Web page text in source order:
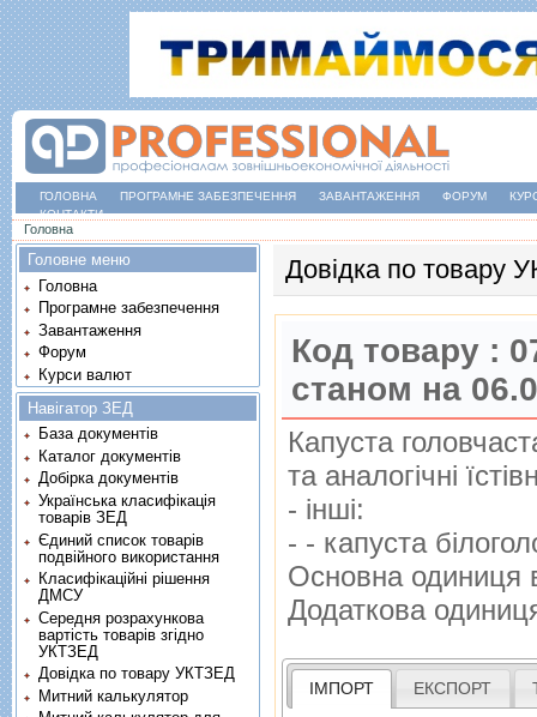
ГОЛОВНА ПРОГРАМНЕ ЗАБЕЗПЕЧЕННЯ ЗАВАНТАЖЕННЯ ФОРУМ
КОНТАКТИ
Ви є тут
Головна
Довідка по товару
Код товару :
станом на
Капуста
та аналогiчнi
- iншi:
- - капуста
Основна одиниця
Додаткова
ІМПОРТ ЕКСПОРТ
Головне меню
Головна
Програмне забезпечення
Завантаження
Форум
Курси валют
Навігатор ЗЕД
База документів
Каталог документів
Добірка документів
Українська класифікація
товарів ЗЕД
Єдиний список товарів
подвійного використання
Класифікаційні рішення
ДМСУ
Середня розрахункова
вартість товарів згідно
УКТЗЕД
Довідка по товару УКТЗЕД
Митний калькулятор